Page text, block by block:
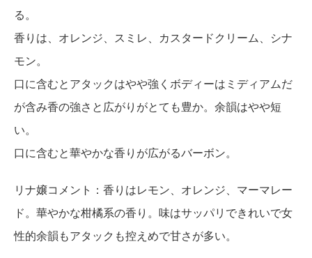
る。
香りは、オレンジ、スミレ、カスタードクリーム、シナ
モン。
口に含むとアタックはやや強くボディーはミディアムだ
が含み香の強さと広がりがとても豊か。余韻はやや短
い。
口に含むと華やかな香りが広がるバーボン。
リナ嬢コメント：香りはレモン、オレンジ、マーマレー
ド。華やかな柑橘系の香り。味はサッパリできれいで女
性的余韻もアタックも控えめで甘さが多い。